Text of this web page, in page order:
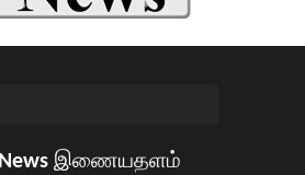
இணையதளம்